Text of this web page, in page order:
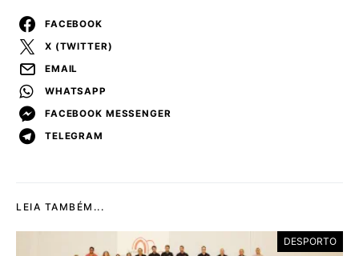
FACEBOOK
X (TWITTER)
EMAIL
WHATSAPP
FACEBOOK MESSENGER
TELEGRAM
LEIA TAMBÉM...
DESPORTO